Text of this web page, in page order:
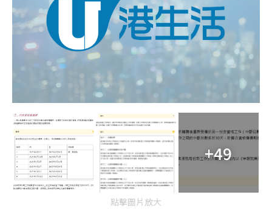
+49
點擊圖片放大